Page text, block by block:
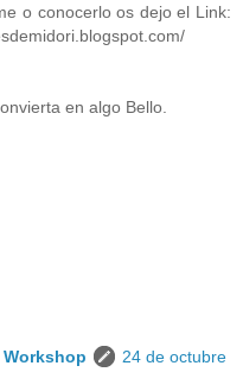
o conocerlo os dejo el Link:
en algo Bello.
24 de octubre